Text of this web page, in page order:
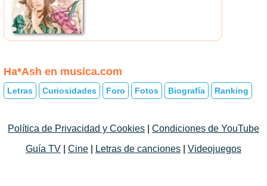
Ha*Ash en musica.com
Letras Curiosidades Foro Fotos Biografía Ranking
Política de Privacidad y Cookies
Condiciones de YouTube
Guía TV
Cine Letras de canciones Videojuegos